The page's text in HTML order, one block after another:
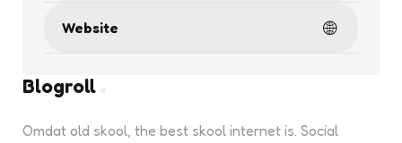
Website
Blogroll
Omdat old skool, the best skool internet is. Social